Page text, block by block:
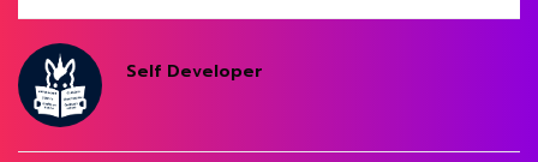
Self Developer